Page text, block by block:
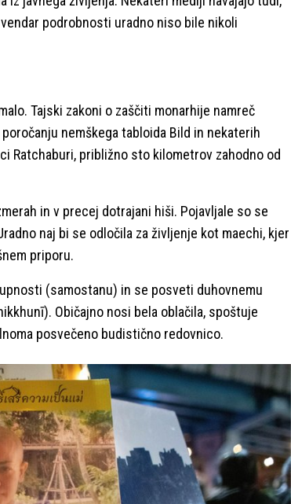
podrobnosti uradno niso bile nikoli
Tajski zakoni o zaščiti monarhije namreč
nemškega tabloida Bild in nekaterih
Ratchaburi, približno sto kilometrov zahodno od
in v precej dotrajani hiši. Pojavljale so se
naj bi se odločila za življenje kot maechi, kjer
priporu.
(samostanu) in se posveti duhovnemu
Običajno nosi bela oblačila, spoštuje
posvečeno budistično redovnico.